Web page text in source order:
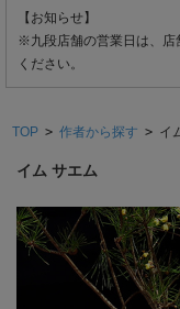
【お知らせ】
※九段店舗の営業日は、店
ください。
TOP > 作者から探す > イ
イム サエム